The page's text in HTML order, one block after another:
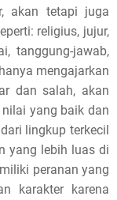
akan tetapi juga
religius, jujur,
tanggung-jawab,
mengajarkan
dan salah, akan
yang baik dan
lingkup terkecil
yang lebih luas di
peranan yang
karakter karena